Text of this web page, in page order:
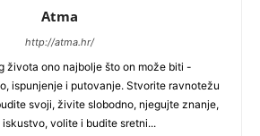
Atma
http://atma.hr/
života ono najbolje što on može biti -
ispunjenje i putovanje. Stvorite ravnotežu
svoji, živite slobodno, njegujte znanje,
volite i budite sretni...